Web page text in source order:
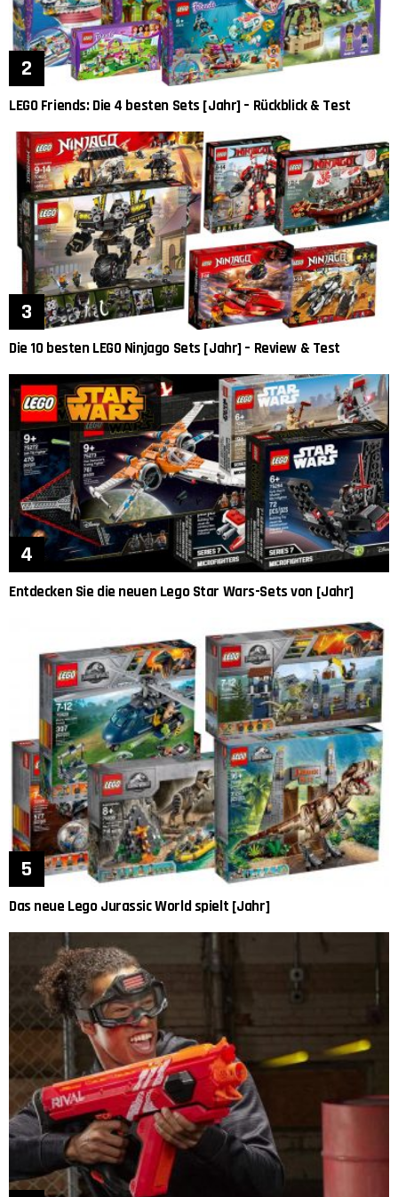
LEGO Friends: Die 4 besten Sets [Jahr] – Rückblick & Test
Die 10 besten LEGO Ninjago Sets [Jahr] – Review & Test
Entdecken Sie die neuen Lego Star Wars-Sets von [Jahr]
Das neue Lego Jurassic World spielt [Jahr]